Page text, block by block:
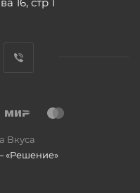
Вкуса
«Решение»